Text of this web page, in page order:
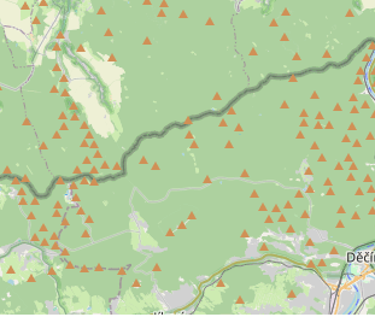
Kříž u silnice z Chouče do Mirošovic
Centrální kříž hřbitova v Chouči
Kříž na rozcestí v Záluží
Kříž v ulici V Zátiší v Dobříni
Boží muka u domu čp. 392 na rohu ulic Na
Hradčanech a Palackého v Roudnici nad
Labem
Kříž v centru Liběšic
Kříž na návsi v Chouči